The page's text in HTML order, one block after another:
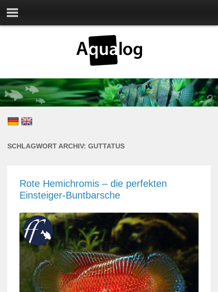
SCHLAGWORT ARCHIV: GUTTATUS
Rote Hemichromis – die perfekten
Einsteiger-Buntbarsche